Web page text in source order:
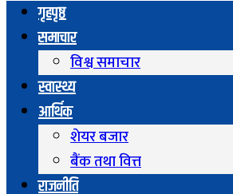
गृहपृष्ठ
समाचार
विश्व समाचार
स्वास्थ्य
आर्थिक
शेयर बजार
बैंक तथा वित्त
राजनीति